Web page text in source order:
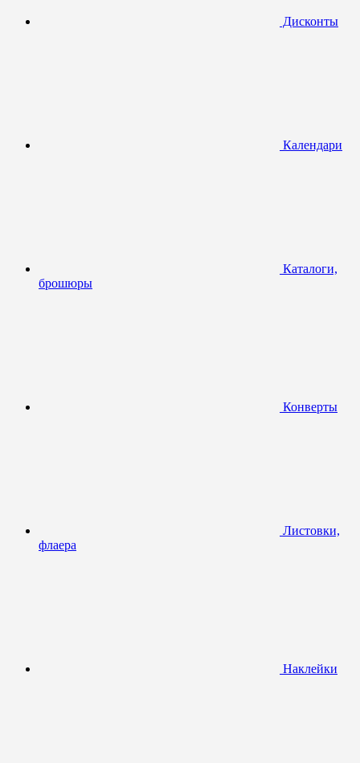
Дисконты
Календари
Каталоги,
брошюры
Конверты
Листовки,
флаера
Наклейки